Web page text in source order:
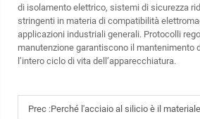
di isolamento elettrico, sistemi di sicurezza
stringenti in materia di compatibilità
applicazioni industriali generali. Protocolli
manutenzione garantiscono il mantenimento
l’intero ciclo di vita dell’apparecchiatura.
Prec :Perché l'acciaio al silicio è il materiale più utilizzato